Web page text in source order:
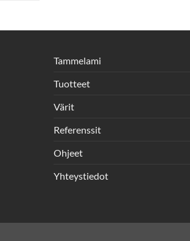
Tammelami
Tuotteet
Värit
Referenssit
Ohjeet
Yhteystiedot